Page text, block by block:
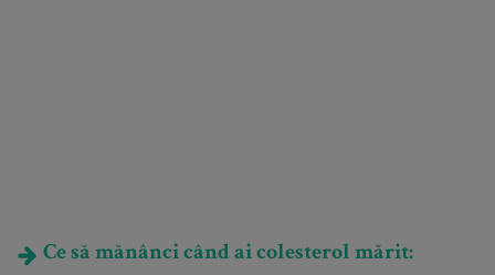
Ce să mănânci când ai colesterol mărit: